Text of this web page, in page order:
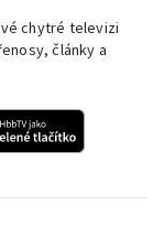
chytré televizi
články a